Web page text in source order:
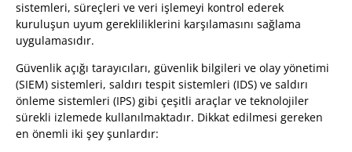
sistemleri, süreçleri ve veri işlemeyi kontrol ederek
kuruluşun uyum gerekliliklerini karşılamasını sağlama
uygulamasıdır.
Güvenlik açığı tarayıcıları, güvenlik bilgileri ve olay yönetimi
(SIEM) sistemleri, saldırı tespit sistemleri (IDS) ve saldırı
önleme sistemleri (IPS) gibi çeşitli araçlar ve teknolojiler
sürekli izlemede kullanılmaktadır. Dikkat edilmesi gereken
en önemli iki şey şunlardır: